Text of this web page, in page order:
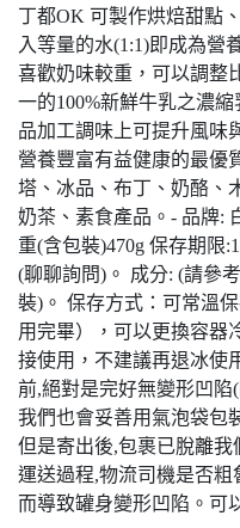
丁都OK 可製作烘焙甜點
入等量的水(1:1)即成為營
喜歡奶味較重，可以調整
一的100%新鮮牛乳之濃
品加工調味上可提升風味
營養豐富有益健康的最優
塔、冰品、布丁、奶酪、
奶茶、素食產品。- 品牌:
重(含包裝)470g 保存期限
(聊聊詢問)。 成分: (請參
裝)。 保存方式：可常溫
用完畢），可以更換容器
接使用，不建議再退冰使
前,絕對是完好無變形凹陷
我們也會妥善用氣泡袋包
但是寄出後,包裹已脫離
運送過程,物流司機是否
而導致罐身變形凹陷。可